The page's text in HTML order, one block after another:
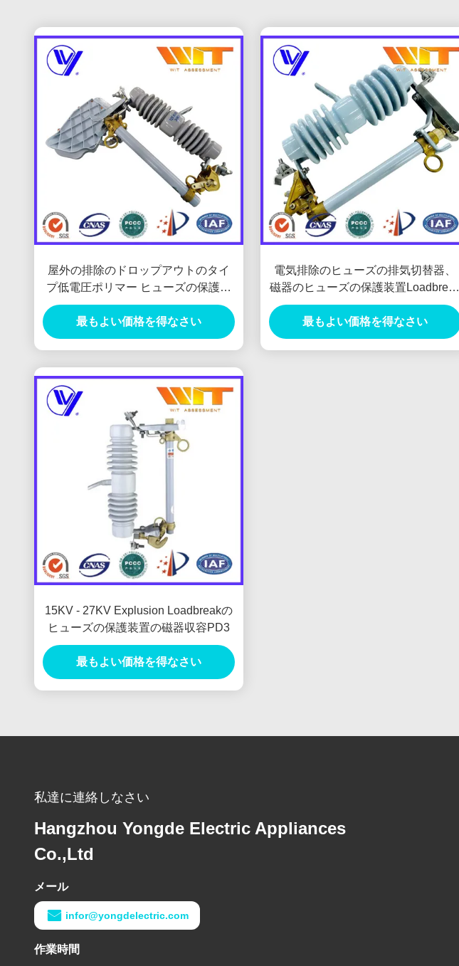
屋外の排除のドロップアウトのタイ
プ低電圧ポリマー ヒューズの保護装
置
最もよい価格を得なさい
電気排除のヒューズの排気切替器、
磁器のヒューズの保護装置Loadbreak
は脱落する
最もよい価格を得なさい
15KV - 27KV Explusion Loadbreakの
ヒューズの保護装置の磁器収容PD3
最もよい価格を得なさい
私達に連絡しなさい
Hangzhou Yongde Electric Appliances
Co.,Ltd
メール
infor@yongdelectric.com
作業時間